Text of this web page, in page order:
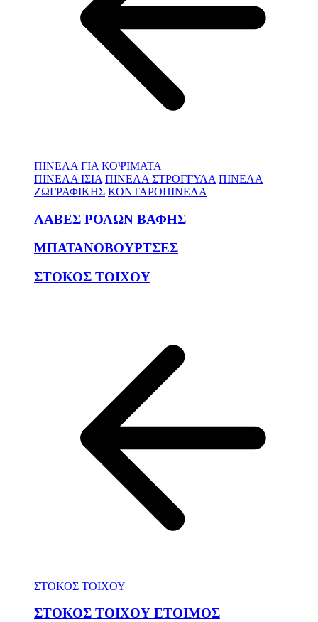
ΠΙΝΕΛΑ ΓΙΑ ΚΟΨΙΜΑΤΑ
ΠΙΝΕΛΑ ΙΣΙΑ ΠΙΝΕΛΑ ΣΤΡΟΓΓΥΛΑ ΠΙΝΕΛΑ
ΖΩΓΡΑΦΙΚΗΣ ΚΟΝΤΑΡΟΠΙΝΕΛΑ
ΛΑΒΕΣ ΡΟΛΩΝ ΒΑΦΗΣ
ΜΠΑΤΑΝΟΒΟΥΡΤΣΕΣ
ΣΤΟΚΟΣ ΤΟΙΧΟΥ
ΣΤΟΚΟΣ ΤΟΙΧΟΥ
ΣΤΟΚΟΣ ΤΟΙΧΟΥ ΕΤΟΙΜΟΣ